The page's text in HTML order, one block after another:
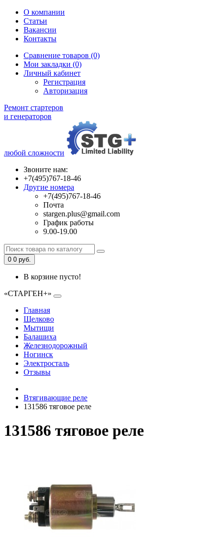
О компании
Статьи
Вакансии
Контакты
Сравнение товаров (0)
Мои закладки (0)
Личный кабинет
Регистрация
Авторизация
Ремонт стартеров
и генераторов
любой сложности
Звоните нам:
+7(495)767-18-46
Другие номера
+7(495)767-18-46
Почта
stargen.plus@gmail.com
График работы
9.00-19.00
0 0 руб.
В корзине пусто!
«СТАРГЕН+»
Главная
Щелково
Мытищи
Балашиха
Железнодорожный
Ногинск
Электросталь
Отзывы
Втягивающие реле
131586 тяговое реле
131586 тяговое реле